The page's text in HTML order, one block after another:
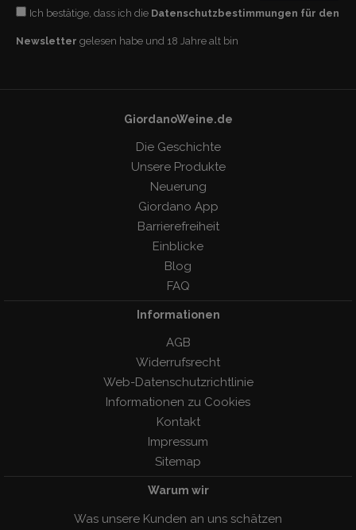
Ich bestätige, dass ich die Datenschutzbestimmungen für den
Newsletter gelesen habe und 18 Jahre alt bin
GiordanoWeine.de
Die Geschichte
Unsere Produkte
Neuerung
Giordano App
Barrierefreiheit
Einblicke
Blog
FAQ
Informationen
AGB
Widerrufsrecht
Web-Datenschutzrichtlinie
Informationen zu Cookies
Kontakt
Impressum
Sitemap
Warum wir
Was unsere Kunden an uns schätzen